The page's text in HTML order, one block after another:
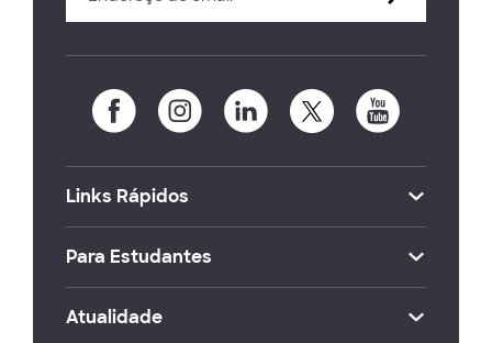
Links Rápidos
Para Estudantes
Atualidade